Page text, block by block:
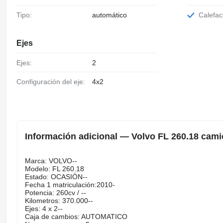
Tipo: automático
Ejes
Ejes: 2
Configuración del eje: 4x2
Información adicional — Volvo FL 260.18
Marca: VOLVO--
Modelo: FL 260.18
Estado: OCASIÓN--
Fecha 1 matriculación:2010-
Potencia: 260cv / --
Kilometros: 370.000--
Ejes: 4 x 2--
Caja de cambios: AUTOMATICO